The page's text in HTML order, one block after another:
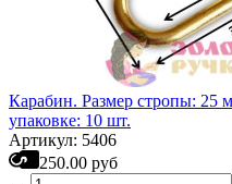
Карабин. Размер стропы: 25
упаковке: 10 шт.
Артикул: 5406
250.00 руб